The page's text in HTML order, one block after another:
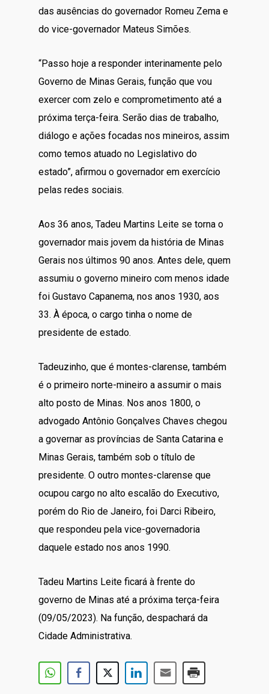
das ausências do governador Romeu Zema e
do vice-governador Mateus Simões.
“Passo hoje a responder interinamente pelo
Governo de Minas Gerais, função que vou
exercer com zelo e comprometimento até a
próxima terça-feira. Serão dias de trabalho,
diálogo e ações focadas nos mineiros, assim
como temos atuado no Legislativo do
estado”, afirmou o governador em exercício
pelas redes sociais.
Aos 36 anos, Tadeu Martins Leite se torna o
governador mais jovem da história de Minas
Gerais nos últimos 90 anos. Antes dele, quem
assumiu o governo mineiro com menos idade
foi Gustavo Capanema, nos anos 1930, aos
33. À época, o cargo tinha o nome de
presidente de estado.
Tadeuzinho, que é montes-clarense, também
é o primeiro norte-mineiro a assumir o mais
alto posto de Minas. Nos anos 1800, o
advogado Antônio Gonçalves Chaves chegou
a governar as províncias de Santa Catarina e
Minas Gerais, também sob o título de
presidente. O outro montes-clarense que
ocupou cargo no alto escalão do Executivo,
porém do Rio de Janeiro, foi Darci Ribeiro,
que respondeu pela vice-governadoria
daquele estado nos anos 1990.
Tadeu Martins Leite ficará à frente do
governo de Minas até a próxima terça-feira
(09/05/2023). Na função, despachará da
Cidade Administrativa.